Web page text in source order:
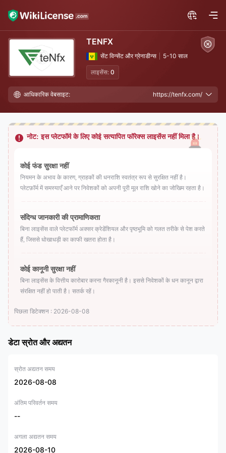
TENFX
सेंट विन्सेंट और ग्रेनाडीन्स 5-10 साल
लाइसेंस: 0
आधिकारिक वेबसाइट: https://tenfx.com/
नोट: इस प्लेटफॉर्म के लिए कोई सत्यापित फॉरेक्स लाइसेंस नहीं मिला है।
कोई फंड सुरक्षा नहीं
नियमन के अभाव के कारण, ग्राहकों की धनराशि स्वतंत्र रूप से सुरक्षित नहीं है।
प्लेटफ़ॉर्म में समस्याएँ आने पर निवेशकों को अपनी पूरी मूल राशि खोने का जोखिम रहता है।
संदिग्ध जानकारी की प्रामाणिकता
बिना लाइसेंस वाले प्लेटफॉर्म अक्सर क्रेडेंशियल और पृष्ठभूमि को गलत तरीके से पेश करते
हैं, जिससे धोखाधड़ी का काफी खतरा होता है।
कोई कानूनी सुरक्षा नहीं
बिना लाइसेंस के वित्तीय कारोबार करना गैरकानूनी है। इससे निवेशकों के धन कानून द्वारा
संरक्षित नहीं हो पाती है। सतर्क रहें।
पिछला डिटेक्शन : 2026-08-08
डेटा स्रोत और अद्यतन
स्रोत अद्यतन समय
2026-08-08
अंतिम परिवर्तन समय
--
अगला अद्यतन समय
2026-08-10